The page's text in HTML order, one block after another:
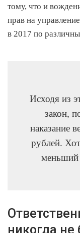
тому, что и
прав на
в 2017 по
Исходя из
закон,
наказание
рублей.
меньший
никогда